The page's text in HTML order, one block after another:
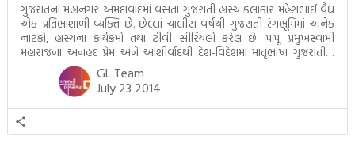
ગુજરાતના મહાનગર અમદાવાદમાં વસતા ગુજરાતી હાસ્ય કલાકાર મહેશભાઈ વૈદ્ય
એક પ્રતિભાશાળી વ્યક્તિ છે. છેલ્લાં ચાલીસ વર્ષથી ગુજરાતી રંગભૂમિમાં અનેક
નાટકો, હાસ્યના કાર્યક્રમો તથા ટીવી સીરિયલો કરેલ છે. પ.પૂ. પ્રમુખસ્વામી
મહારાજના અનહદ પ્રેમ અને આશીર્વાદથી દેશ-વિદેશમાં માતૃભાષા ગુજરાતીમાં
મિમીક્રી અને હાસ્યના અનેક કાર્યક્રમો કરી ચૂક્યા છે. હાલમાં નિવૃત્ત જીવનમાં
બી.એ.પી.એસ. સ્વામિનારાયણ સંસ્થામાં સાંસ્કૃતિક વિભાગમાં કાર્યરત છે. […]
GL Team
July 23 2014